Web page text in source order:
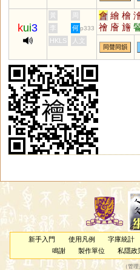
kui3
黃 周 會 繪 檜
禬 廥 旝
李 何 p333
HKLS 人文
同聲同韻
新手入門 使用凡例 字庫統計
鳴謝
製作單位 私隱政
（管理